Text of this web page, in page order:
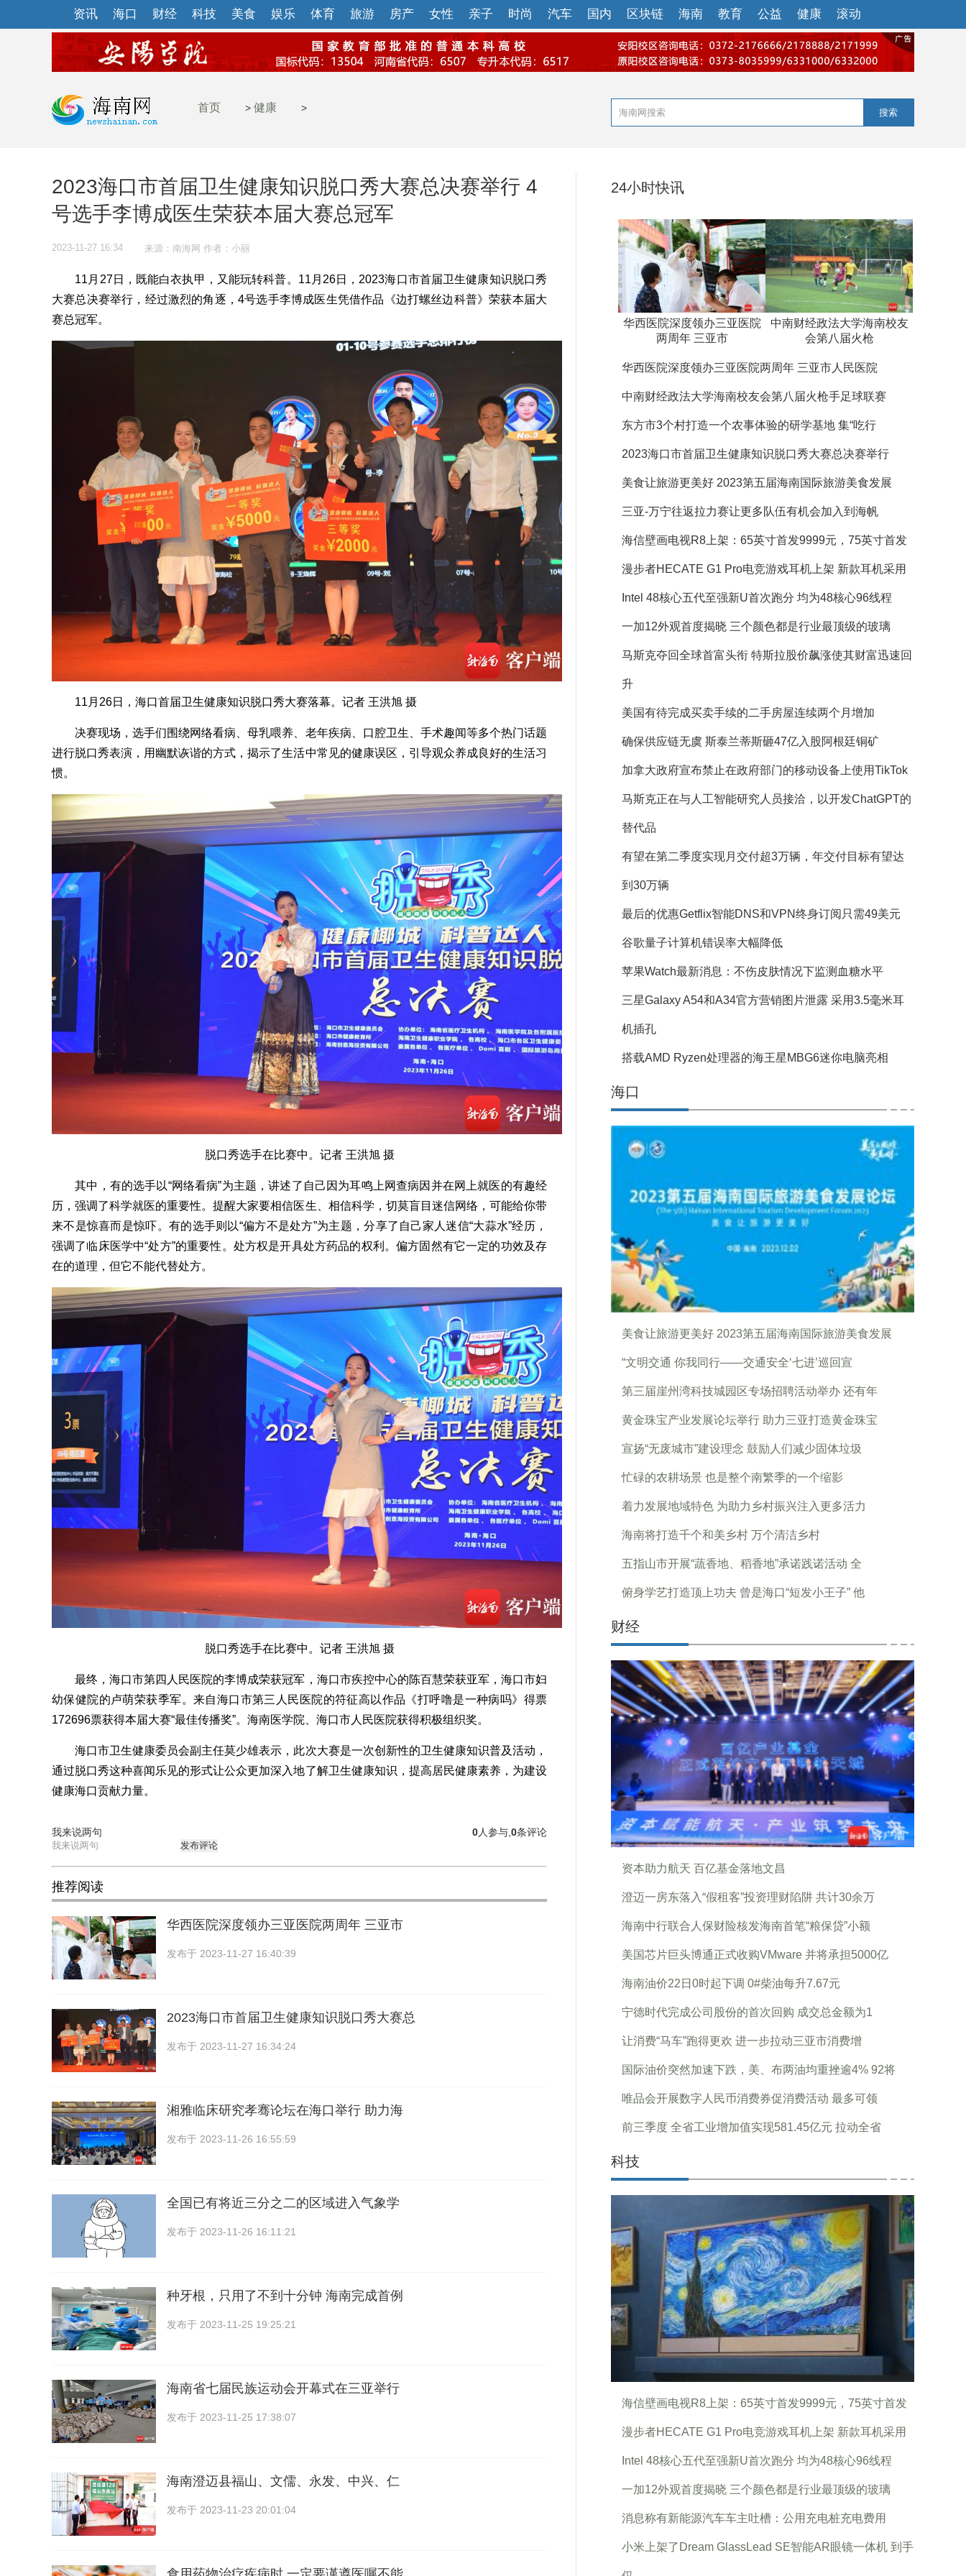
资讯 海口 财经 科技 美食 娱乐 体育 旅游 房产 女性 亲子 时尚 汽车 国内 区块链 海南 教育 公益 健康 滚动
首页 > 健康 > 搜索
2023海口市首届卫生健康知识脱口秀大赛总决赛举行 4
号选手李博成医生荣获本届大赛总冠军
2023-11-27 16:34 来源：南海网 作者：小丽
11月27日，既能白衣执甲，又能玩转科普。11月26日，2023海口市首届卫生健康知识脱口秀
大赛总决赛举行，经过激烈的角逐，4号选手李博成医生凭借作品《边打螺丝边科普》荣获本届大
赛总冠军。
11月26日，海口首届卫生健康知识脱口秀大赛落幕。记者 王洪旭 摄
决赛现场，选手们围绕网络看病、母乳喂养、老年疾病、口腔卫生、手术趣闻等多个热门话题
进行脱口秀表演，用幽默诙谐的方式，揭示了生活中常见的健康误区，引导观众养成良好的生活习
惯。
脱口秀选手在比赛中。记者 王洪旭 摄
其中，有的选手以“网络看病”为主题，讲述了自己因为耳鸣上网查病因并在网上就医的有趣经
历，强调了科学就医的重要性。提醒大家要相信医生、相信科学，切莫盲目迷信网络，可能给你带
来不是惊喜而是惊吓。有的选手则以“偏方不是处方”为主题，分享了自己家人迷信“大蒜水”经历，
强调了临床医学中“处方”的重要性。处方权是开具处方药品的权利。偏方固然有它一定的功效及存
在的道理，但它不能代替处方。
脱口秀选手在比赛中。记者 王洪旭 摄
最终，海口市第四人民医院的李博成荣获冠军，海口市疾控中心的陈百慧荣获亚军，海口市妇
幼保健院的卢萌荣获季军。来自海口市第三人民医院的符征高以作品《打呼噜是一种病吗》得票
172696票获得本届大赛“最佳传播奖”。海南医学院、海口市人民医院获得积极组织奖。
海口市卫生健康委员会副主任莫少雄表示，此次大赛是一次创新性的卫生健康知识普及活动，
通过脱口秀这种喜闻乐见的形式让公众更加深入地了解卫生健康知识，提高居民健康素养，为建设
健康海口贡献力量。
我来说两句 0条评论
0人参与,
发布评论
推荐阅读
华西医院深度领办三亚医院两周年 三亚市
发布于 2023-11-27 16:40:39
2023海口市首届卫生健康知识脱口秀大赛总
发布于 2023-11-27 16:34:24
湘雅临床研究孝骞论坛在海口举行 助力海
发布于 2023-11-26 16:55:59
全国已有将近三分之二的区域进入气象学
发布于 2023-11-26 16:11:21
种牙根，只用了不到十分钟 海南完成首例
发布于 2023-11-25 19:25:21
海南省七届民族运动会开幕式在三亚举行
发布于 2023-11-25 17:38:07
海南澄迈县福山、文儒、永发、中兴、仁
发布于 2023-11-23 20:01:04
24小时快讯
华西医院深度领办三亚医院
两周年 三亚市
中南财经政法大学海南校友
会第八届火枪
华西医院深度领办三亚医院两周年 三亚市人民医院
中南财经政法大学海南校友会第八届火枪手足球联赛
东方市3个村打造一个农事体验的研学基地 集“吃行
2023海口市首届卫生健康知识脱口秀大赛总决赛举行
美食让旅游更美好 2023第五届海南国际旅游美食发展
三亚-万宁往返拉力赛让更多队伍有机会加入到海帆
海信壁画电视R8上架：65英寸首发9999元，75英寸首发
漫步者HECATE G1 Pro电竞游戏耳机上架 新款耳机采用
Intel 48核心五代至强新U首次跑分 均为48核心96线程
一加12外观首度揭晓 三个颜色都是行业最顶级的玻璃
马斯克夺回全球首富头衔 特斯拉股价飙涨使其财富迅速回
升
美国有待完成买卖手续的二手房屋连续两个月增加
确保供应链无虞 斯泰兰蒂斯砸47亿入股阿根廷铜矿
加拿大政府宣布禁止在政府部门的移动设备上使用TikTok
马斯克正在与人工智能研究人员接洽，以开发ChatGPT的
替代品
有望在第二季度实现月交付超3万辆，年交付目标有望达
到30万辆
最后的优惠Getflix智能DNS和VPN终身订阅只需49美元
谷歌量子计算机错误率大幅降低
苹果Watch最新消息：不伤皮肤情况下监测血糖水平
三星Galaxy A54和A34官方营销图片泄露 采用3.5毫米耳
机插孔
搭载AMD Ryzen处理器的海王星MBG6迷你电脑亮相
海口
美食让旅游更美好 2023第五届海南国际旅游美食发展
“文明交通 你我同行——交通安全‘七进’巡回宣
第三届崖州湾科技城园区专场招聘活动举办 还有年
黄金珠宝产业发展论坛举行 助力三亚打造黄金珠宝
宣扬“无废城市”建设理念 鼓励人们减少固体垃圾
忙碌的农耕场景 也是整个南繁季的一个缩影
着力发展地域特色 为助力乡村振兴注入更多活力
海南将打造千个和美乡村 万个清洁乡村
五指山市开展“蔬香地、稻香地”承诺践诺活动 全
俯身学艺打造顶上功夫 曾是海口“短发小王子” 他
财经
资本助力航天 百亿基金落地文昌
澄迈一房东落入“假租客”投资理财陷阱 共计30余万
海南中行联合人保财险核发海南首笔“粮保贷”小额
美国芯片巨头博通正式收购VMware 并将承担5000亿
海南油价22日0时起下调 0#柴油每升7.67元
宁德时代完成公司股份的首次回购 成交总金额为1
让消费“马车”跑得更欢 进一步拉动三亚市消费增
国际油价突然加速下跌，美、布两油均重挫逾4% 92将
唯品会开展数字人民币消费券促消费活动 最多可领
前三季度 全省工业增加值实现581.45亿元 拉动全省
科技
海信壁画电视R8上架：65英寸首发9999元，75英寸首发
漫步者HECATE G1 Pro电竞游戏耳机上架 新款耳机采用
Intel 48核心五代至强新U首次跑分 均为48核心96线程
一加12外观首度揭晓 三个颜色都是行业最顶级的玻璃
消息称有新能源汽车车主吐槽：公用充电桩充电费用
小米上架了Dream GlassLead SE智能AR眼镜一体机 到手